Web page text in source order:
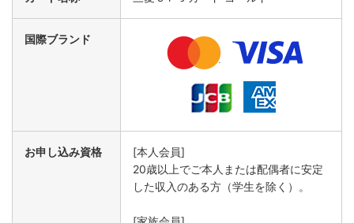
国際ブランド
お申し込み資格
[本人会員]
20歳以上でご本人または配偶者に安定
した収入のある方（学生を除く）。